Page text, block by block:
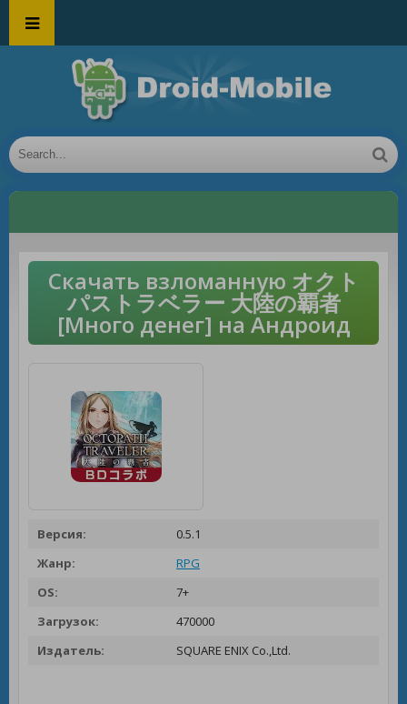
Скачать взломанную オクト
パストラベラー 大陸の覇者
[Много денег] на Андроид
Версия:
0.5.1
Жанр:
RPG
OS:
7+
Загрузок:
470000
Издатель:
SQUARE ENIX Co.,Ltd.